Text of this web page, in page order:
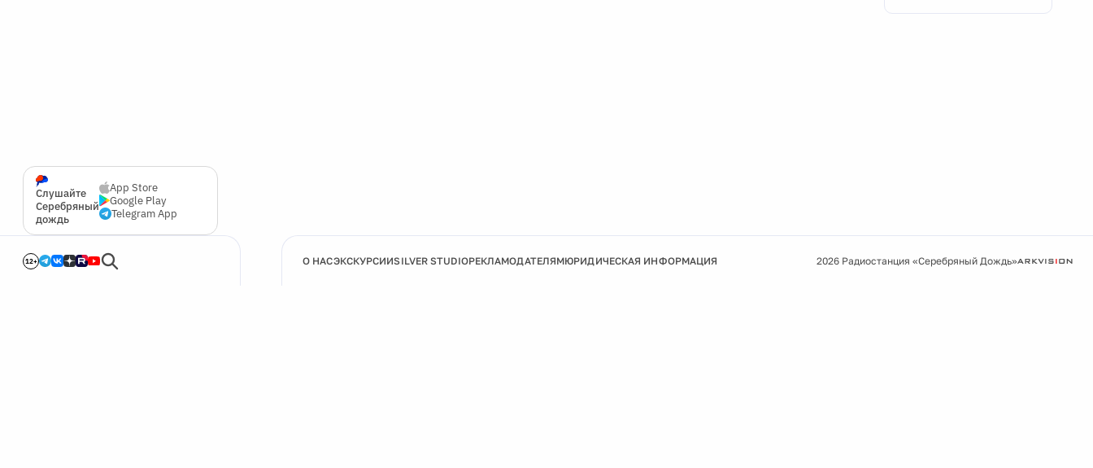
Слушайте
Серебряный
дождь
App Store
Google Play
Telegram App
12+ О НАСЭКСКУРСИИSILVER STUDIOРЕКЛАМОДАТЕЛЯМЮРИДИЧЕСКАЯ ИНФОРМАЦИЯ 2026 Радиостанция «Серебряный Дождь»